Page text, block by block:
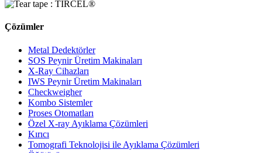
Çözümler
Metal Dedektörler
SOS Peynir Üretim Makinaları
X-Ray Cihazları
IWS Peynir Üretim Makinaları
Checkweigher
Kombo Sistemler
Proses Otomatları
Özel X-ray Ayıklama Çözümleri
Kırıcı
Tomografi Teknolojisi ile Ayıklama Çözümleri